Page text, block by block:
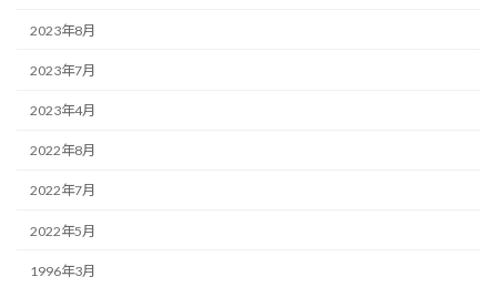
2023年8月
2023年7月
2023年4月
2022年8月
2022年7月
2022年5月
1996年3月